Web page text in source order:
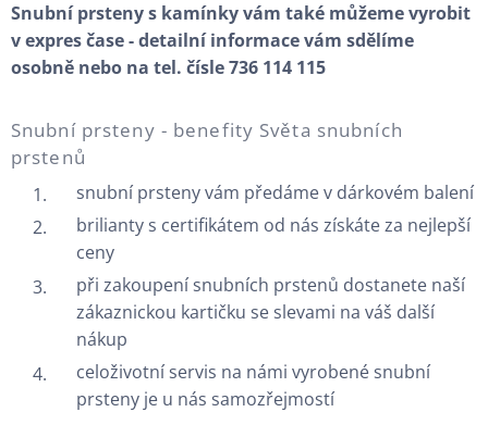
Snubní prsteny s kamínky vám také můžeme vyrobit
v expres čase - detailní informace vám sdělíme
osobně nebo na tel. čísle 736 114 115
Snubní prsteny - benefity Světa snubních
prstenů
snubní prsteny vám předáme v dárkovém balení
brilianty s certifikátem od nás získáte za nejlepší
ceny
při zakoupení snubních prstenů dostanete naší
zákaznickou kartičku se slevami na váš další
nákup
celoživotní servis na námi vyrobené snubní
prsteny je u nás samozřejmostí